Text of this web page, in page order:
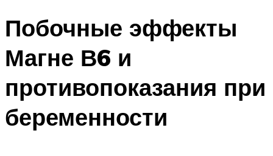
Побочные эффекты
Магне В6 и
противопоказания при
беременности